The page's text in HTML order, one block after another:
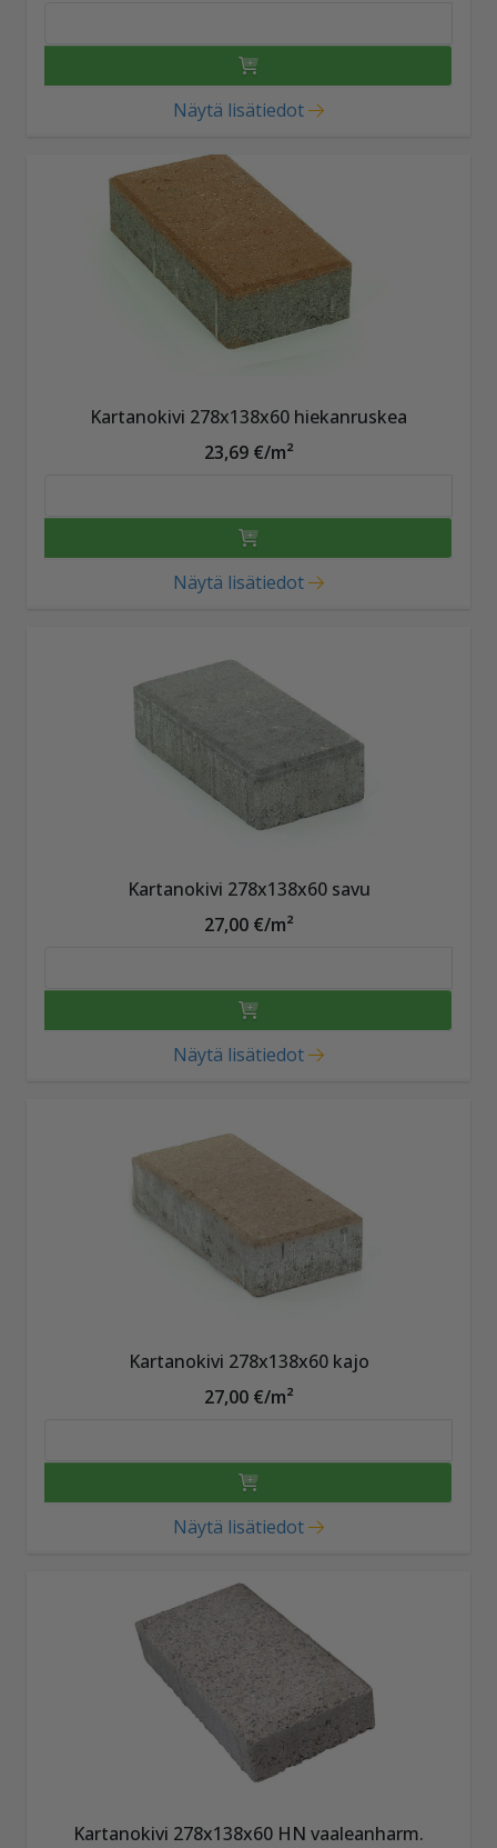
Näytä lisätiedot
Kartanokivi 278x138x60 hiekanruskea
23,69 €/m²
Näytä lisätiedot
Kartanokivi 278x138x60 savu
27,00 €/m²
Näytä lisätiedot
Kartanokivi 278x138x60 kajo
27,00 €/m²
Näytä lisätiedot
Kartanokivi 278x138x60 HN vaaleanharm.